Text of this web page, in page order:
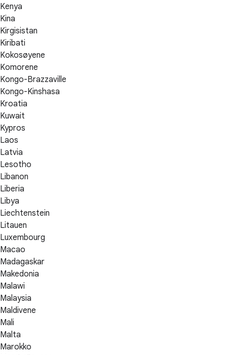
Kenya
Kina
Kirgisistan
Kiribati
Kokosøyene
Komorene
Kongo-Brazzaville
Kongo-Kinshasa
Kroatia
Kuwait
Kypros
Laos
Latvia
Lesotho
Libanon
Liberia
Libya
Liechtenstein
Litauen
Luxembourg
Macao
Madagaskar
Makedonia
Malawi
Malaysia
Maldivene
Mali
Malta
Marokko